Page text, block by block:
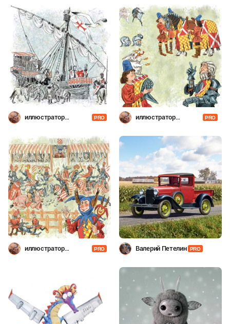
иллюстратор
PRO
иллюстратор
PRO
иллюстратор
PRO Валерий Петелин PRO